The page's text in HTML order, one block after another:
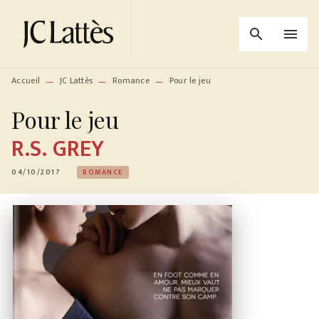
MENU RECHERCHE
PIED DE PAGE
search menu
Accueil — JC Lattès — Romance — Pour le jeu
Pour le jeu
R.S. GREY
04/10/2017 ROMANCE